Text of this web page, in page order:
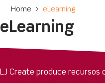
Home > eLearning
eLearning
LJ Create produce recursos